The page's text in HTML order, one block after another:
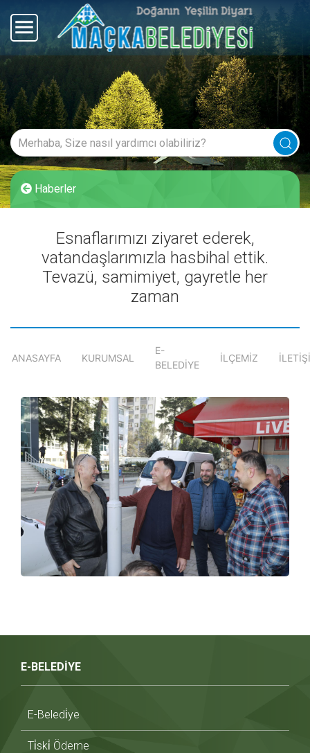
Haberler
Esnaflarımızı ziyaret ederek,
vatandaşlarımızla hasbihal ettik.
Tevazü, samimiyet, gayretle her
zaman
ANASAYFA KURUMSAL
E-
BELEDİYE
İLÇEMİZ
E-BELEDİYE
E-Beledi̇ye
Ti̇ski̇ Ödeme